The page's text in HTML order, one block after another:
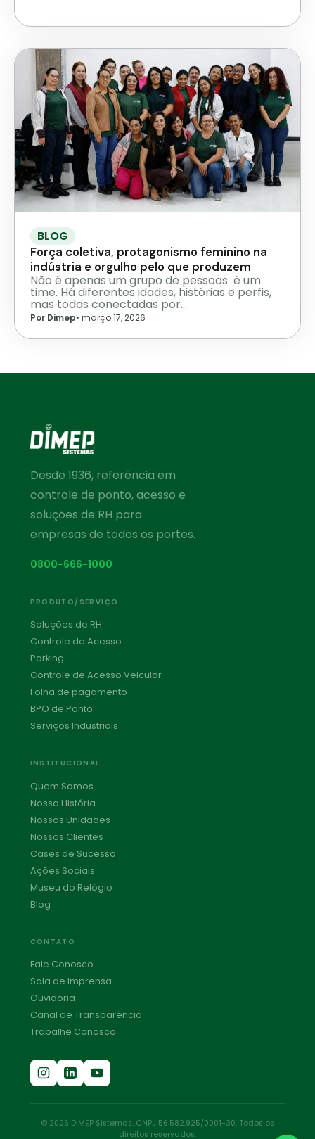
BLOG
Força coletiva, protagonismo feminino na
indústria e orgulho pelo que produzem
Não é apenas um grupo de pessoas é um
time. Há diferentes idades, histórias e perfis,
mas todas conectadas por…
Por Dimep• março 17, 2026
Desde 1936, referência em
controle de ponto, acesso e
soluções de RH para
empresas de todos os portes.
0800-666-1000
PRODUTO/SERVIÇO
Soluções de RH
Controle de Acesso
Parking
Controle de Acesso Veicular
Folha de pagamento
BPO de Ponto
Serviços Industriais
INSTITUCIONAL
Quem Somos
Nossa História
Nossas Unidades
Nossos Clientes
Cases de Sucesso
Ações Sociais
Museu do Relógio
Blog
CONTATO
Fale Conosco
Sala de Imprensa
Ouvidoria
Canal de Transparência
Trabalhe Conosco
© 2026 DIMEP Sistemas. CNPJ 56.582.925/0001-30. Todos os
direitos reservados.